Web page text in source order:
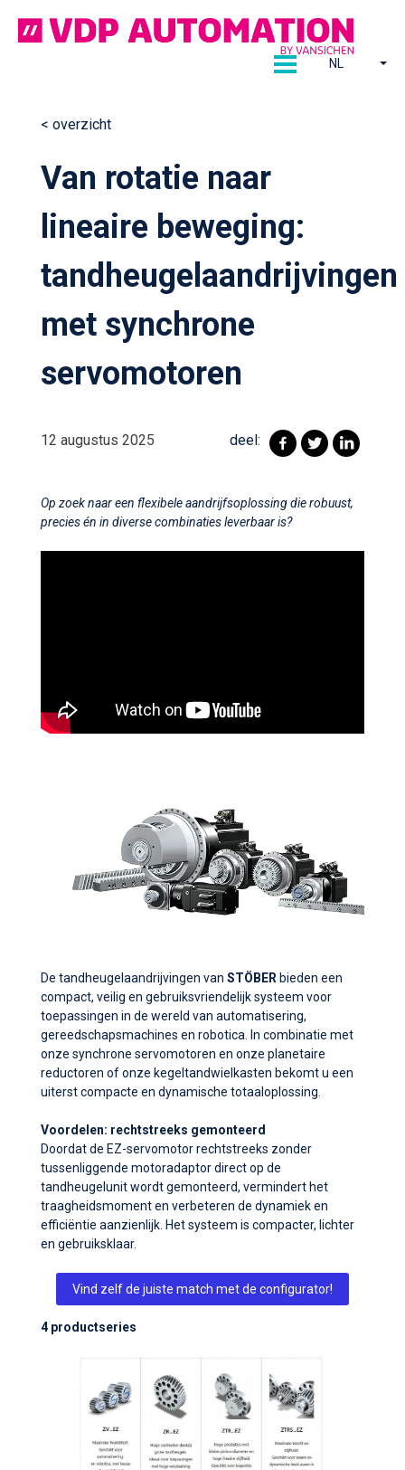
naar
NL
Continue
reading
< overzicht
Van rotatie naar
lineaire beweging:
tandheugelaandrijvingen
met synchrone
servomotoren
12 augustus 2025 deel:
Op zoek naar een flexibele aandrijfsoplossing die robuust,
precies én in diverse combinaties leverbaar is?
De tandheugelaandrijvingen van STÖBER bieden een
compact, veilig en gebruiksvriendelijk systeem voor
toepassingen in de wereld van automatisering,
gereedschapsmachines en robotica. In combinatie met
onze synchrone servomotoren en onze planetaire
reductoren of onze kegeltandwielkasten bekomt u een
uiterst compacte en dynamische totaaloplossing.
Voordelen: rechtstreeks gemonteerd
Doordat de EZ-servomotor rechtstreeks zonder
tussenliggende motoradaptor direct op de
tandheugelunit wordt gemonteerd, vermindert het
traagheidsmoment en verbeteren de dynamiek en
efficiëntie aanzienlijk. Het systeem is compacter, lichter
en gebruiksklaar.
Vind zelf de juiste match met de configurator!
4 productseries